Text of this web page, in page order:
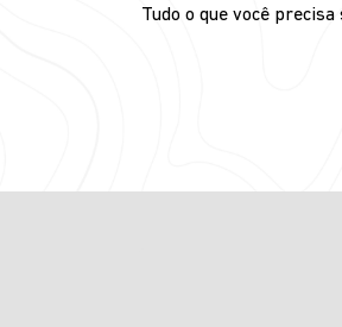
Tudo o que você